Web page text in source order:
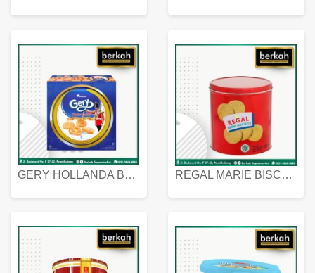
GERY HOLLANDA BUTTER COOKIES 450 GRAM REGAL MARIE BISCUIT KALENG 550 GRAM